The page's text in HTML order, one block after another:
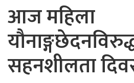
आज महिला
सहनशीलता